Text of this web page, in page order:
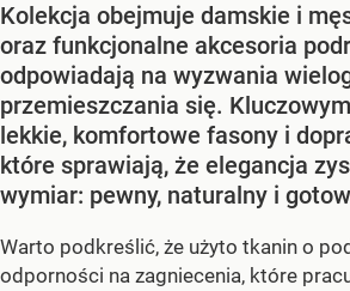
Kolekcja obejmuje damskie i
oraz funkcjonalne akcesoria
odpowiadają na wyzwania
przemieszczania się.
lekkie, komfortowe fasony i
które sprawiają, że elegancja
wymiar: pewny, naturalny i
Warto podkreślić, że użyto tkanin o
odporności na zagniecenia, które